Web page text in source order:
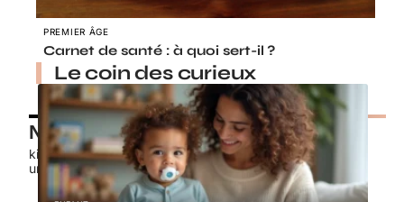
PREMIER ÂGE
Carnet de santé : à quoi sert-il ?
Le coin des curieux
Nos petits chouchous
kids-promo.fr
unbrindefil.fr